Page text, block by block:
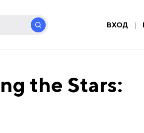
ВХОД |
the Stars: